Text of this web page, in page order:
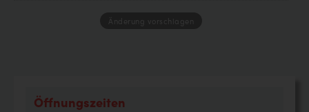
Änderung vorschlagen
Öffnungszeiten